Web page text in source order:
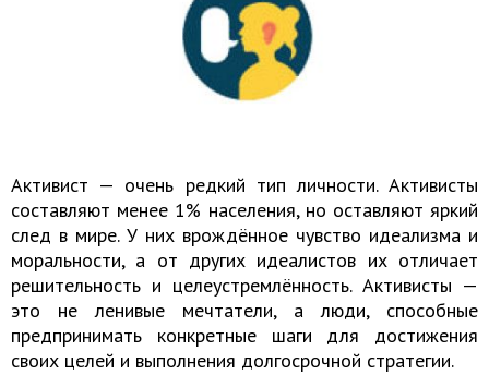
Активист — очень редкий тип личности. Активисты
составляют менее 1% населения, но оставляют яркий
след в мире. У них врождённое чувство идеализма и
моральности, а от других идеалистов их отличает
решительность и целеустремлённость. Активисты —
это не ленивые мечтатели, а люди, способные
предпринимать конкретные шаги для достижения
своих целей и выполнения долгосрочной стратегии.